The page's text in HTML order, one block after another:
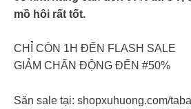
mồ hôi rất tốt.
CHỈ CÒN 1H ĐẾN FLASH SALE
GIẢM CHẤN ĐỘNG ĐẾN #50%
Săn sale tại: shopxuhuong.com/